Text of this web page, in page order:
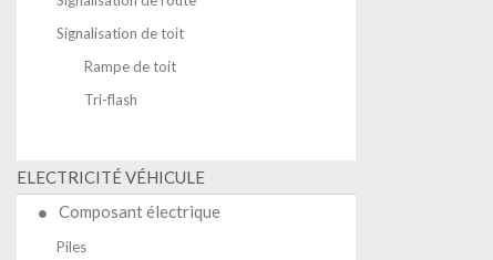
Signalisation de toit
Rampe de toit
Tri-flash
ELECTRICITÉ VÉHICULE
Composant électrique
Piles